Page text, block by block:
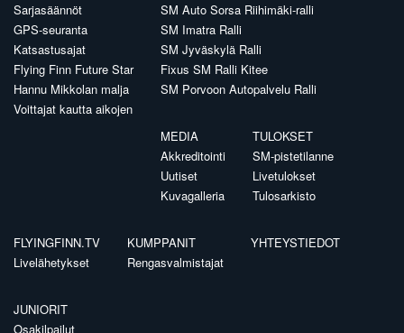
Sarjasäännöt
GPS-seuranta
Katsastusajat
Flying Finn Future Star
Hannu Mikkolan malja
Voittajat kautta aikojen
SM Auto Sorsa Riihimäki-ralli
SM Imatra Ralli
SM Jyväskylä Ralli
Fixus SM Ralli Kitee
SM Porvoon Autopalvelu Ralli
MEDIA
Akkreditointi
Uutiset
Kuvagalleria
TULOKSET
SM-pistetilanne
Livetulokset
Tulosarkisto
FLYINGFINN.TV
Livelähetykset
KUMPPANIT
Rengasvalmistajat
YHTEYSTIEDOT
JUNIORIT
Osakilpailut